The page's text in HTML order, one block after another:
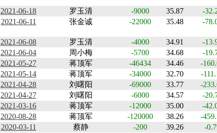
2021-06-18 罗玉清 -9000 35.87
-
2021-06-11
张金诚 -22000 35.48 -
2021-06-08 罗玉清 -4000 34.91
-
2021-06-04
周小梅 -5700 34.68
-
2021-05-27
蒋顶军 -46434 34.46
-
2021-05-14
蒋顶军 -34000 32.70
-
2021-04-28
刘曙阳 -69000 33.77
-
2021-04-27
刘曙阳 -6000 34.57
-
2021-03-16
蒋顶军 -12000 35.00
-
2020-08-28
蒋顶军 -120000 38.26
-
2020-03-11
蔡静 -200 39.26
-